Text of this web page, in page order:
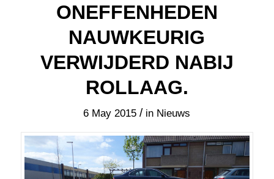
ONEFFENHEDEN
NAUWKEURIG
VERWIJDERD NABIJ
ROLLAAG.
6 May 2015 / in Nieuws